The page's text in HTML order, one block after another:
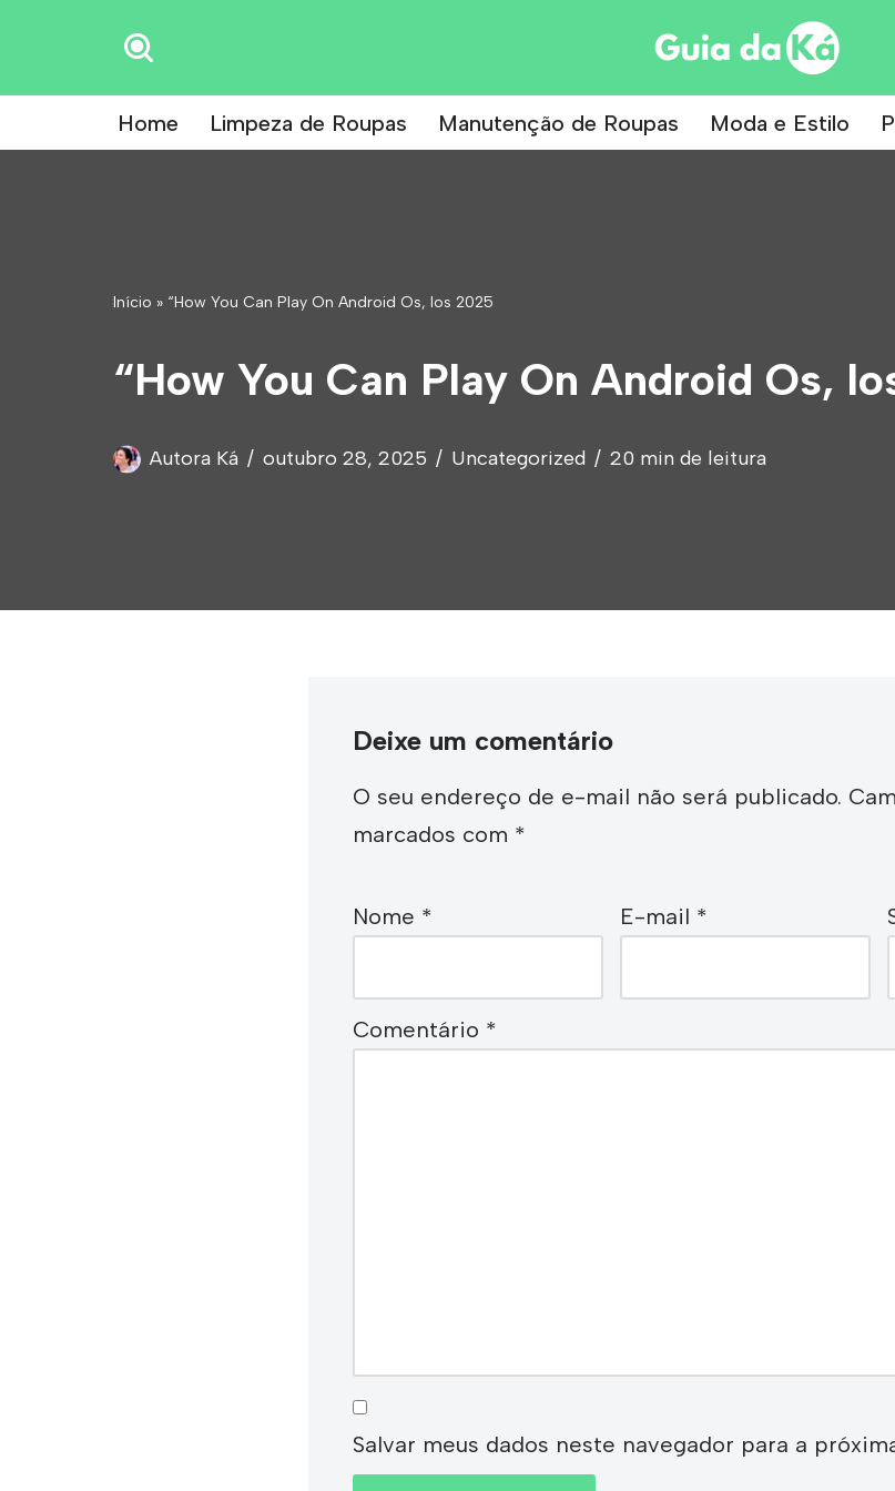
para
Home Limpeza de Roupas Manutenção de Roupas Moda e Estilo
Início » “How You Can Play On Android Os, Ios 2025
“How You Can Play On Android Os,
Autora Ká outubro 28, 2025 Uncategorized 20 min de leitura
Deixe um comentário
O seu endereço de e-mail não será publicado.
marcados com *
Nome * E-mail *
Comentário *
Salvar meus dados neste navegador para a